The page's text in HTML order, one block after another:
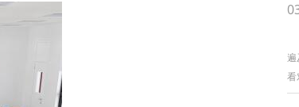
为
生